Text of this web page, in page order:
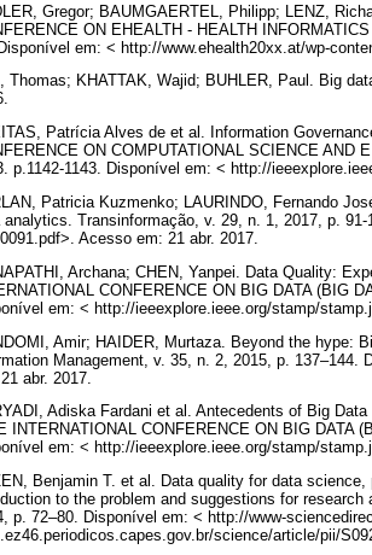
Gregor; BAUMGAERTEL, Philipp; LENZ,
ON EHEALTH - HEALTH
em: < http://www.ehealth20xx.at/wp-
Thomas; KHATTAK, Wajid; BUHLER, Paul. Big
Patrícia Alves de et al. Information
ON COMPUTATIONAL SCIENCE
p.1142-1143. Disponível em: < http://
Patricia Kuzmenko; LAURINDO, Fernando
analytics. Transinformação, v. 29, n. 1, 2017, p.
Acesso em: 21 abr. 2017.
Archana; CHEN, Yanpei. Data Quality:
CONFERENCE ON BIG DATA (BIG
em: < http://ieeexplore.ieee.org/stamp/
Amir; HAIDER, Murtaza. Beyond the hype:
Management, v. 35, n. 2, 2015, p.
abr. 2017.
Adiska Fardani et al. Antecedents of Big
INTERNATIONAL CONFERENCE ON BIG
em: < http://ieeexplore.ieee.org/stamp/
Benjamin T. et al. Data quality for data
to the problem and suggestions for
p. 72–80. Disponível em: < http://www-
science/article/pii/